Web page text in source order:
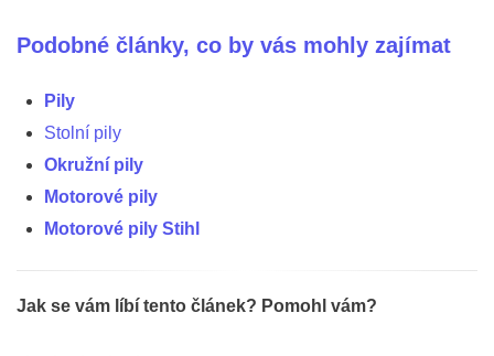
Podobné články, co by vás mohly zajímat
Pily
Stolní pily
Okružní pily
Motorové pily
Motorové pily Stihl
Jak se vám líbí tento článek? Pomohl vám?